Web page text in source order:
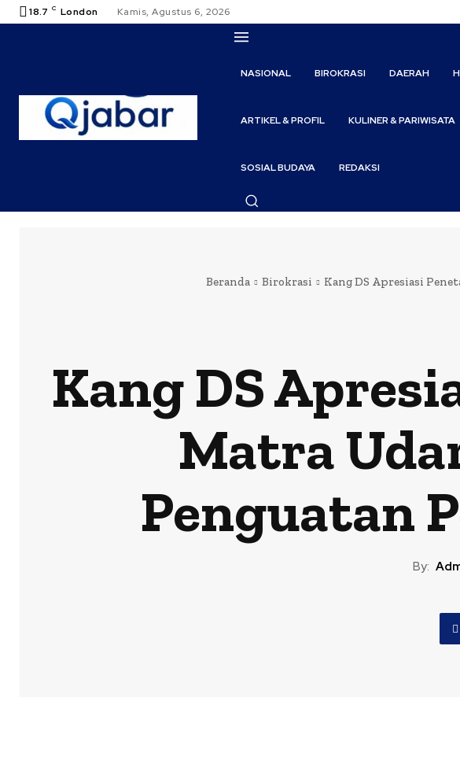
18.7 C London Kamis, Agustus 6, 2026
NASIONAL BIROKRASI DAERAH
ARTIKEL & PROFIL KULINER & PARIWISATA
SOSIAL BUDAYA REDAKSI
Beranda Birokrasi Kang DS Apresiasi
Kang DS
Matra
Penguatan
By: